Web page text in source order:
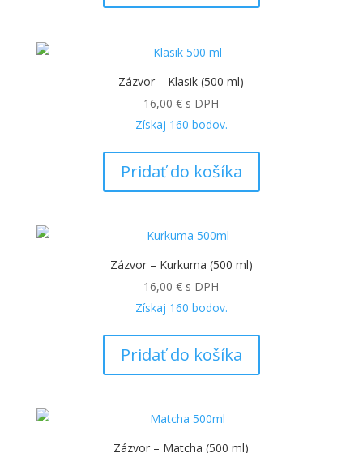
Zázvor – Klasik (500 ml)
16,00€ s DPH
Získaj 160 bodov.
Pridať do košíka
Zázvor – Kurkuma (500 ml)
16,00€ s DPH
Získaj 160 bodov.
Pridať do košíka
Zázvor – Matcha (500 ml)